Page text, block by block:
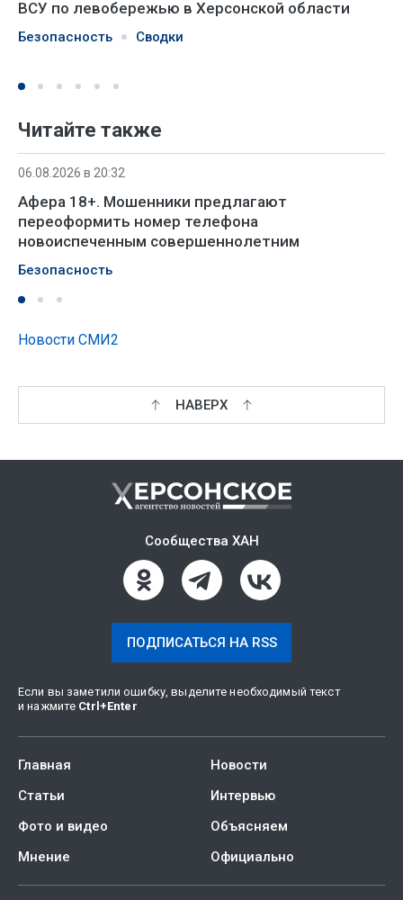
ВСУ по левобережью в Херсонской области
Безопасность Сводки
Читайте также
06.08.2026 в 20:32
Афера 18+. Мошенники предлагают
переоформить номер телефона
новоиспеченным совершеннолетним
Безопасность
Новости СМИ2
НАВЕРХ
Сообщества ХАН
ПОДПИСАТЬСЯ НА RSS
Если вы заметили ошибку, выделите необходимый текст
и нажмите Ctrl +Enter
Главная
Новости
Статьи
Интервью
Фото и видео
Объясняем
Мнение
Официально